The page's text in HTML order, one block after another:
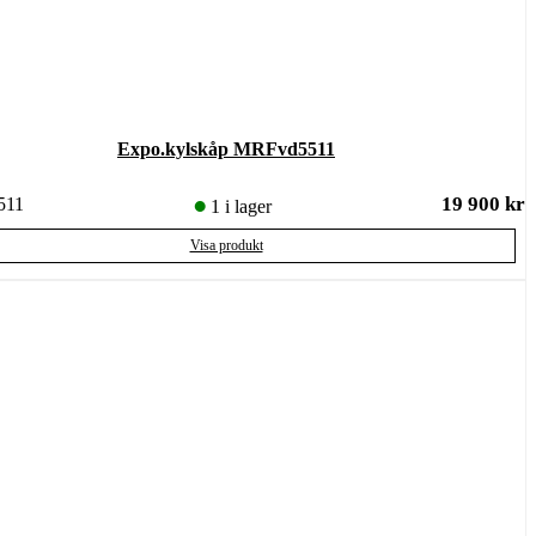
Expo.kylskåp MRFvd5511
1 i lager 19 900 kr
Visa produkt